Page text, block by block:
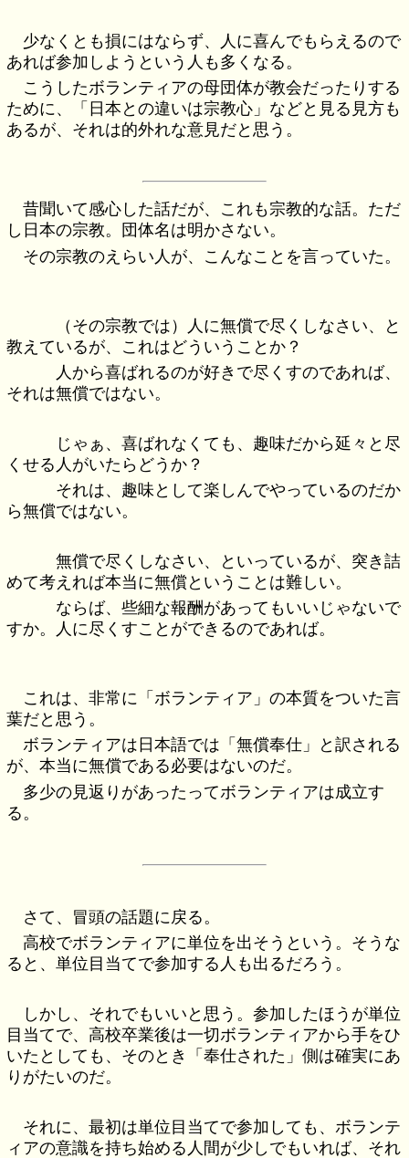
少なくとも損にはならず、人に喜んでもらえるので
あれば参加しようという人も多くなる。
こうしたボランティアの母団体が教会だったりする
ために、「日本との違いは宗教心」などと見る見方も
あるが、それは的外れな意見だと思う。
昔聞いて感心した話だが、これも宗教的な話。ただ
し日本の宗教。団体名は明かさない。
その宗教のえらい人が、こんなことを言っていた。
（その宗教では）人に無償で尽くしなさい、と
教えているが、これはどういうことか？
人から喜ばれるのが好きで尽くすのであれば、
それは無償ではない。
じゃぁ、喜ばれなくても、趣味だから延々と尽
くせる人がいたらどうか？
それは、趣味として楽しんでやっているのだか
ら無償ではない。
無償で尽くしなさい、といっているが、突き詰
めて考えれば本当に無償ということは難しい。
ならば、些細な報酬があってもいいじゃないで
すか。人に尽くすことができるのであれば。
これは、非常に「ボランティア」の本質をついた言
葉だと思う。
ボランティアは日本語では「無償奉仕」と訳される
が、本当に無償である必要はないのだ。
多少の見返りがあったってボランティアは成立す
る。
さて、冒頭の話題に戻る。
高校でボランティアに単位を出そうという。そうな
ると、単位目当てで参加する人も出るだろう。
しかし、それでもいいと思う。参加したほうが単位
目当てで、高校卒業後は一切ボランティアから手をひ
いたとしても、そのとき「奉仕された」側は確実にあ
りがたいのだ。
それに、最初は単位目当てで参加しても、ボランテ
ィアの意識を持ち始める人間が少しでもいれば、それ